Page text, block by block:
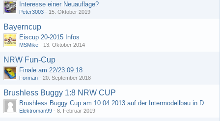
Interesse einer Neuauflage?
Peter3003 - 15. Oktober 2019
Bayerncup
Eiscup 20-2015 Infos
MSMike - 13. Oktober 2014
NRW Fun-Cup
Finale am 22/23.09.18
Forman - 20. September 2018
Brushless Buggy 1:8 NRW CUP
Brushless Buggy Cup am 10.04.2013 auf der Intermodellbau in Dortmund
Elektroman99 - 8. Februar 2019